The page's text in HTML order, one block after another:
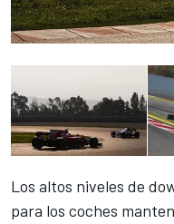
Los altos niveles de
para los coches